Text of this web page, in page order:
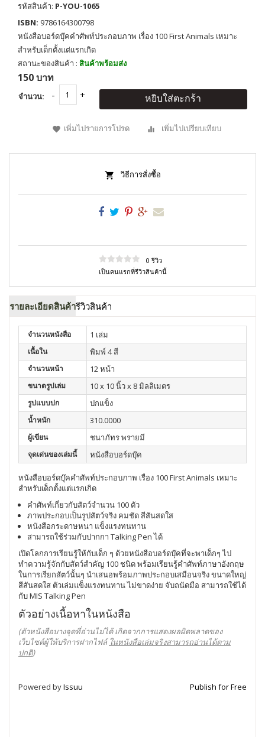
รหัสสินค้า: P-YOU-1065
ISBN: 9786164300798
หนังสือบอร์ดบุ๊คคำศัพท์ประกอบภาพ เรื่อง 100 First Animals เหมาะ
สำหรับเด็กตั้งแต่แรกเกิด
สถานะของสินค้า : สินค้าพร้อมส่ง
150 บาท
จำนวน: หยิบใส่ตะกร้า
เพิ่มไปรายการโปรด เพิ่มไปเปรียบเทียบ
วิธีการสั่งซื้อ
0 รีวิว
เป็นคนแรกที่รีวิวสินค้านี้
รายละเอียดสินค้ารีวิวสินค้า
จำนวนหนังสือ 1 เล่ม
เนื้อใน พิมพ์ 4 สี
จำนวนหน้า 12 หน้า
ขนาดรูปเล่ม 10 x 10 นิ้ว x 8 มิลลิเมตร
รูปแบบปก ปกแข็ง
น้ำหนัก 310.0000
ผู้เขียน ชนาภัทร พรายมี
จุดเด่นของเล่มนี้ หนังสือบอร์ดบุ๊ค
หนังสือบอร์ดบุ๊คคำศัพท์ประกอบภาพ เรื่อง 100 First Animals เหมาะ
สำหรับเด็กตั้งแต่แรกเกิด
คำศัพท์เกี่ยวกับสัตว์จำนวน 100 ตัว
ภาพประกอบเป็นรูปสัตว์จริง คมชัด สีสันสดใส
หนังสือกระดาษหนา แข็งแรงทนทาน
สามารถใช้ร่วมกับปากกา Talking Pen ได้
เปิดโลกการเรียนรู้ให้กับเด็ก ๆ ด้วยหนังสือบอร์ดบุ๊คที่จะพาเด็กๆ ไป
ทำความรู้จักกับสัตว์สำคัญ 100 ชนิด พร้อมเรียนรู้คำศัพท์ภาษาอังกฤษ
ในการเรียกสัตว์นั้นๆ นำเสนอพร้อมภาพประกอบเสมือนจริง ขนาดใหญ่
สีสันสดใส ตัวเล่มแข็งแรงทนทาน ไม่ขาดง่าย จับถนัดมือ สามารถใช้ได้
กับ MIS Talking Pen
ตัวอย่างเนื้อหาในหนังสือ
(ตัวหนังสือบางจุดที่อ่านไม่ได้ เกิดจากการแสดงผลผิดพลาดของ
เว็บไซต์ผู้ให้บริการฝากไฟล์ ในหนังสือเล่มจริงสามารถอ่านได้ตาม
ปกติ)
Powered byIssuu Publish for Free